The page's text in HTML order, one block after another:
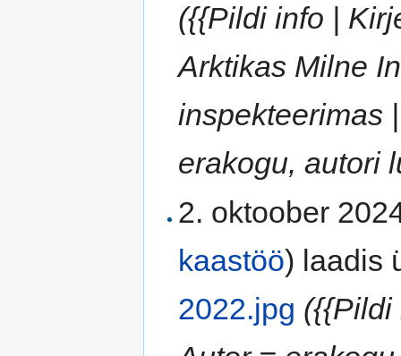
({{Pildi info |
Arktikas Milne
inspekteerimas
erakogu, autori
2. oktoober
kaastöö) laadis
2022.jpg ({{Pildi